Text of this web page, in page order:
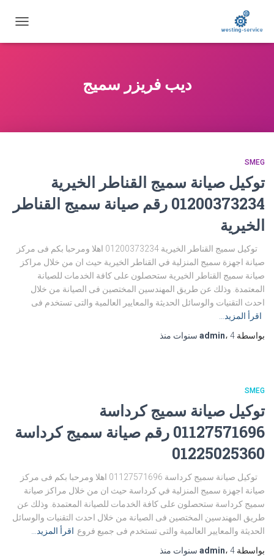
التنقل
ديب فريزر سميج
SMEG
توكيل صيانة سميج القناطر الخيرية
01200373234 رقم صيانة سميج القناطر
الخيرية
توكيل سميج القناطر الخيرية 01200373234 اهلا ومرحبا بكم فى مركز
صيانة اجهزة سميج المنزلية في القناطر الخيرية حيث ان من خلال مراكز
صيانة سميج القناطر الخيرية ستحصلون على كافة الخدمات للصيانة
المعتمدة. وذلك عن طريق المهندسين المختصين فى الصيانة من خلال
احدث التقنيات والوسائل الحديثة والمعايير العالمية والتى تستخدم فى
اقرأ المزيد…
بواسطة
admin، 4 سنوات منذ
SMEG
توكيل صيانة سميج كرداسة
01127571696 رقم صيانة سميج كرداسة
01225025360
توكيل صيانة سميج كرداسة 01127571696 اهلا ومرحبا بكم فى مركز
صيانة اجهزة سميج المنزلية في كرداسة حيث ان من خلال مراكز صيانة
سميج كرداسة ستحصلون على كافة الخدمات للصيانة المعتمدة. وذلك عن
طريق المهندسين المختصين فى الصيانة من خلال احدث التقنيات والوسائل
الحديثة والمعايير العالمية والتى تستخدم فى جميع فروع اقرأ المزيد…
بواسطة
admin، 4 سنوات منذ